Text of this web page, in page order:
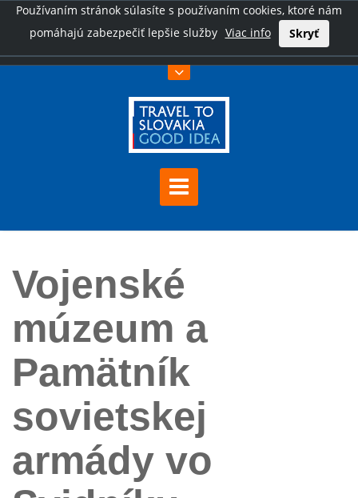
Používaním stránok súlasíte s používaním cookies, ktoré nám
pomáhajú zabezpečiť lepšie služby Viac info Skryť
Vojenské
múzeum a
Pamätník
sovietskej
armády vo